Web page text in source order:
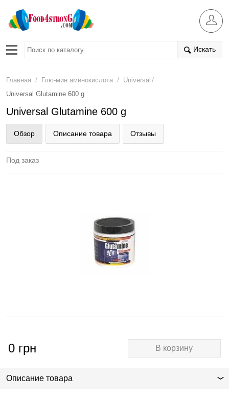
Искать
Главная / Глю-мин аминокислота / Universal /
Universal Glutamine 600 g
Universal Glutamine 600 g
Обзор Описание товара Отзывы
Под заказ
0 грн В корзину
Описание товара